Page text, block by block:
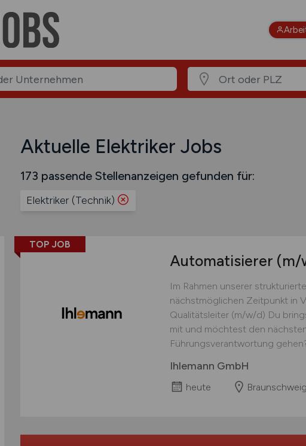
Aktuelle Elektriker Jobs
173 passende Stellenanzeigen gefunden für:
Elektriker (Technik)
TOP JOB
Automatisierer (m/
Im Rahmen unserer
nächstmöglichen Zeitpunkt in
Qualitätsleiter (m/w/d) Du
mit und möchtest den
Führungsverantwortung
Ihlemann GmbH
heute Braunschweig